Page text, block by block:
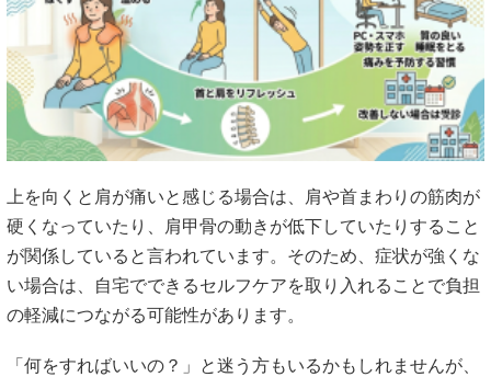
上を向くと肩が痛いと感じる場合は、肩や首まわりの筋肉が
硬くなっていたり、肩甲骨の動きが低下していたりすること
が関係していると言われています。そのため、症状が強くな
い場合は、自宅でできるセルフケアを取り入れることで負担
の軽減につながる可能性があります。
「何をすればいいの？」と迷う方もいるかもしれませんが、